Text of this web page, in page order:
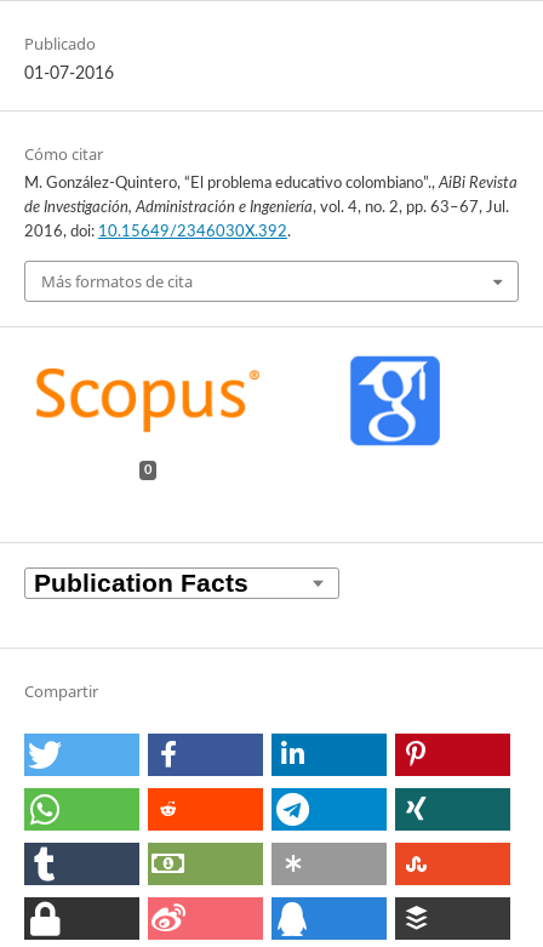
Publicado
01-07-2016
Cómo citar
M. González-Quintero, “El problema educativo colombiano”., AiBi Revista
de Investigación, Administración e Ingeniería, vol. 4, no. 2, pp. 63–67, Jul.
2016, doi: 10.15649/2346030X.392.
Más formatos de cita
0
Compartir